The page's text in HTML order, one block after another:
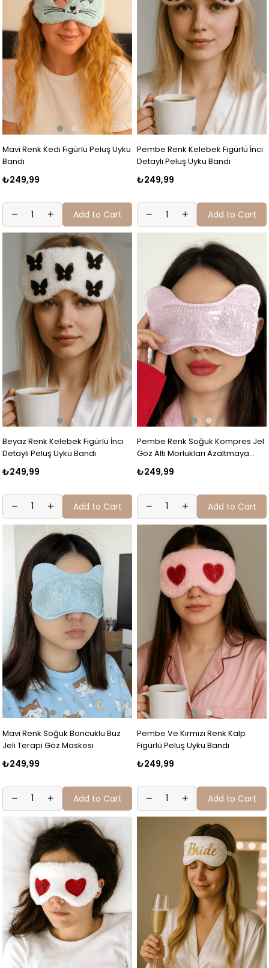
Mavi Renk Kedi Figürlü Peluş Uyku
Bandı
₺249,99
Add to Cart
Pembe Renk Kelebek Figürlü İnci
Detaylı Peluş Uyku Bandı
₺249,99
Add to Cart
Beyaz Renk Kelebek Figürlü İnci
Detaylı Peluş Uyku Bandı
₺249,99
Add to Cart
Pembe Renk Soğuk Kompres Jel
Göz Altı Morlukları Azaltmaya
Soğuk Sıcak Kompres Jel
₺249,99
Add to Cart
Mavi Renk Soğuk Boncuklu Buz
Jeli Terapi Göz Maskesi
₺249,99
Add to Cart
Pembe Ve Kırmızı Renk Kalp
Figürlü Peluş Uyku Bandı
₺249,99
Add to Cart